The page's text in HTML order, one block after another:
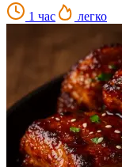
1 час легко